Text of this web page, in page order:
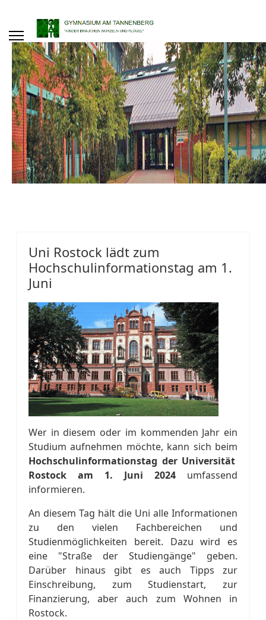
Uni Rostock lädt zum
Hochschulinformationstag am 1.
Juni
Wer in diesem oder im kommenden Jahr ein
Studium aufnehmen möchte, kann sich beim
Hochschulinformationstag der Universität
Rostock am 1. Juni 2024 umfassend
informieren.
An diesem Tag hält die Uni alle Informationen
zu den vielen Fachbereichen und
Studienmöglichkeiten bereit. Dazu wird es
eine "Straße der Studiengänge" geben.
Darüber hinaus gibt es auch Tipps zur
Einschreibung, zum Studienstart, zur
Finanzierung, aber auch zum Wohnen in
Rostock.